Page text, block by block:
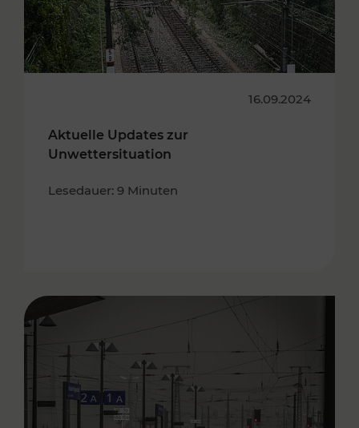
16.09.2024
Aktuelle Updates zur
Unwettersituation
Lesedauer: 9 Minuten